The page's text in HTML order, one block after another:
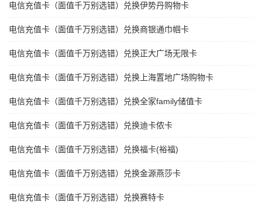
电信充值卡（面值千万别选错）兑换伊势丹购物卡
电信充值卡（面值千万别选错）兑换商银通巾帼卡
电信充值卡（面值千万别选错）兑换正大广场无限卡
电信充值卡（面值千万别选错）兑换上海置地广场购物卡
电信充值卡（面值千万别选错）兑换全家family储值卡
电信充值卡（面值千万别选错）兑换迪卡侬卡
电信充值卡（面值千万别选错）兑换福卡(裕福)
电信充值卡（面值千万别选错）兑换金源燕莎卡
电信充值卡（面值千万别选错）兑换赛特卡